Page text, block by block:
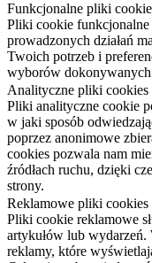
Funkcjonalne pliki
Pliki cookie funkcjonalne
prowadzonych działań
Twoich potrzeb i
wyborów dokonywanych
Analityczne pliki cookies
Pliki analityczne cookie
w jaki sposób
poprzez anonimowe
cookies pozwala nam
źródłach ruchu, dzięki
strony.
Reklamowe pliki cookies
Pliki cookie reklamowe
artykułów lub
reklamy, które